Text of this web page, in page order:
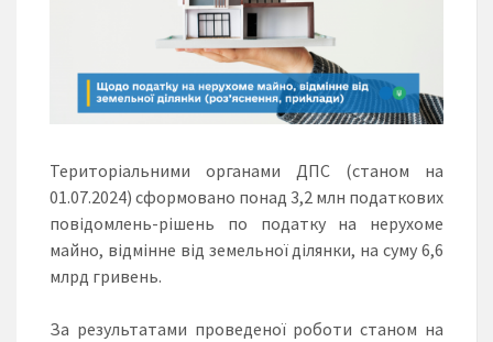
Територіальними органами ДПС (станом на
01.07.2024) сформовано понад 3,2 млн податкових
повідомлень-рішень по податку на нерухоме
майно, відмінне від земельної ділянки, на суму 6,6
млрд гривень.
За результатами проведеної роботи станом на